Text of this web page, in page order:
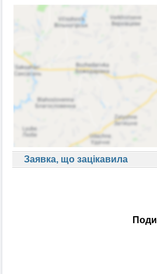
Заявка, що зацікавила